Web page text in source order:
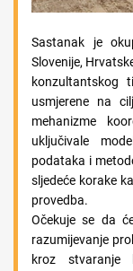
Sastanak je
Slovenije,
konzultantskog
usmjerene na
mehanizme
uključivale
podataka i
sljedeće korake
provedba.
Očekuje se da
razumijevanje
kroz stvaranje